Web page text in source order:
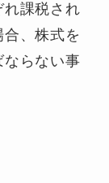
課税され
、株式を
らない事